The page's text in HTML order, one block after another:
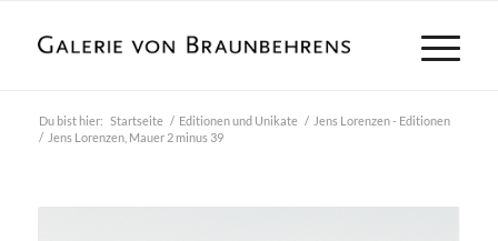
Du bist hier: Startseite / Editionen und Unikate / Jens Lorenzen - Editionen
/ Jens Lorenzen, Mauer 2 minus 39